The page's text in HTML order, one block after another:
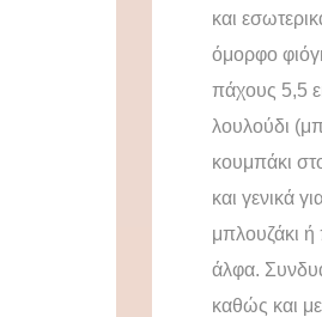
και
όμορφο
πάχους 5,5
λουλούδι
κουμπάκι
και γενικά
μπλουζάκι ή
άλφα.
καθώς και